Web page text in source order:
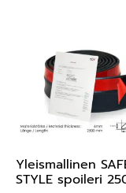
Yleismallinen
STYLE spoileri